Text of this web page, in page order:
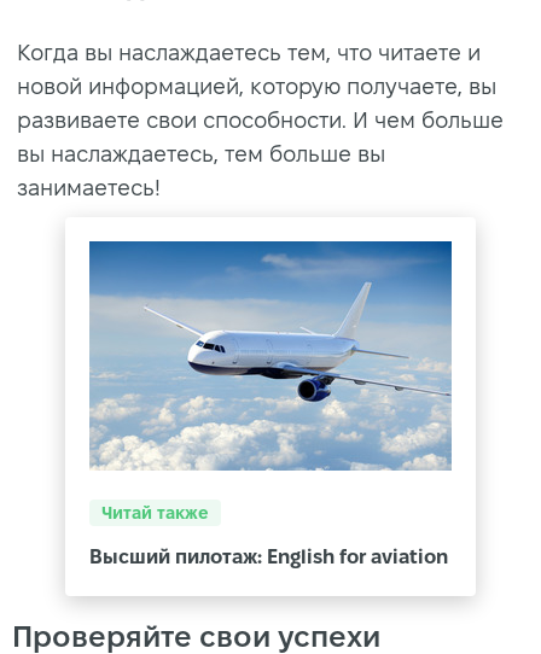
Когда вы наслаждаетесь тем, что читаете и
новой информацией, которую получаете, вы
развиваете свои способности. И чем больше
вы наслаждаетесь, тем больше вы
занимаетесь!
Читай также
Высший пилотаж: English for aviation
Проверяйте свои успехи